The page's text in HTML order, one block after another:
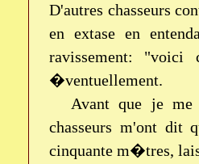
D'autres chasseurs
en extase en
ravissement:
�ventuellement.
Avant que je
chasseurs m'ont
cinquante m�tres,